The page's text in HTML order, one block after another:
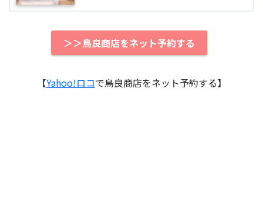
＞＞鳥良商店をネット予約する
【Yahoo!ロコで鳥良商店をネット予約する】